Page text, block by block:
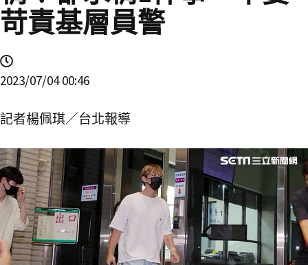
苛責基層員警
2023/07/04 00:46
記者楊佩琪／台北報導